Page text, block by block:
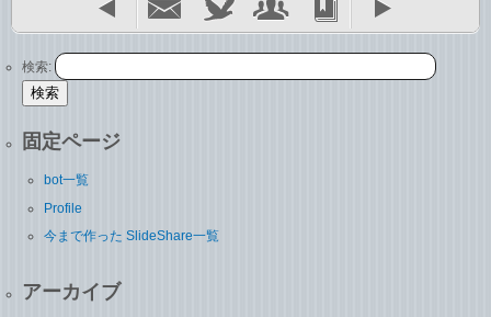
検索:
固定ページ
bot一覧
Profile
今まで作った SlideShare一覧
アーカイブ